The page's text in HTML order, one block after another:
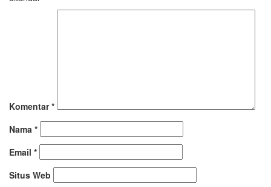
Komentar*
Nama *
Email *
Situs Web